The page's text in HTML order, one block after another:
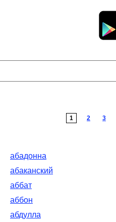
1 2 3
абадонна
абаканский
аббат
аббон
абдулла